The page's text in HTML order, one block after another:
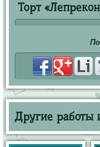
Торт
Другие работы